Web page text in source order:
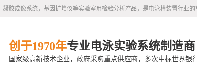
胶成像系统，基因扩增仪等实验室用检验分析产品，是电泳槽装置行业的
创于1970年专业电泳实验系统制造商
国家级高新技术企业，政府采购重点供应商，多次中标世界银